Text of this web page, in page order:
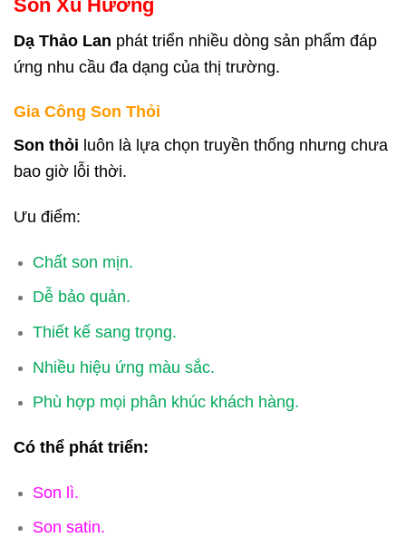
Son Xu Hướng
Dạ Thảo Lan phát triển nhiều dòng sản phẩm đáp
ứng nhu cầu đa dạng của thị trường.
Gia Công Son Thỏi
Son thỏi luôn là lựa chọn truyền thống nhưng chưa
bao giờ lỗi thời.
Ưu điểm:
Chất son mịn.
Dễ bảo quản.
Thiết kế sang trọng.
Nhiều hiệu ứng màu sắc.
Phù hợp mọi phân khúc khách hàng.
Có thể phát triển:
Son lì.
Son satin.